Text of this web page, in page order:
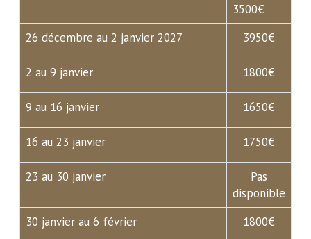
3500€
26 décembre au 2 janvier 2027
3950€
2 au 9 janvier 1800€
9 au 16 janvier 1650€
16 au 23 janvier 1750€
23 au 30 janvier
Pas
disponible
30 janvier au 6 février
1800€